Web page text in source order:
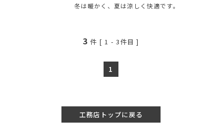
冬は暖かく、夏は涼しく快適です。
3 件 [1 -3件目 ]
1
工務店トップに戻る